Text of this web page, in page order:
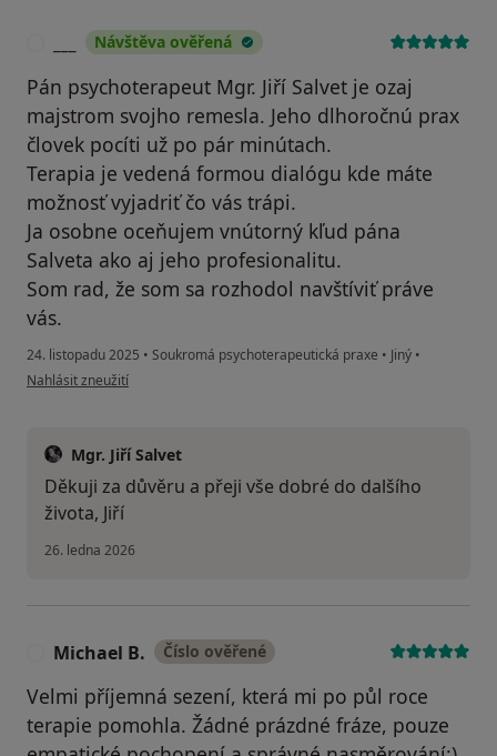
Návštěva ověřená
Pán psychoterapeut Mgr. Jiří Salvet je ozaj
majstrom svojho remesla. Jeho dlhoročnú prax
človek pocíti už po pár minútach.
Terapia je vedená formou dialógu kde máte
možnosť vyjadriť čo vás trápi.
Ja osobne oceňujem vnútorný kľud pána
Salveta ako aj jeho profesionalitu.
Som rad, že som sa rozhodol navštíviť práve
vás.
24. listopadu 2025 • Soukromá psychoterapeutická praxe • Jiný •
podle názoru uživatele ___
Nahlásit zneužití
Mgr. Jiří Salvet
Děkuji za důvěru a přeji vše dobré do dalšího
života, Jiří
26. ledna 2026
Michael B. Číslo ověřené
Velmi příjemná sezení, která mi po půl roce
terapie pomohla. Žádné prázdné fráze, pouze